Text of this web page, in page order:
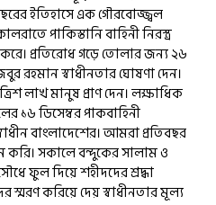
ইতিহাসে এক গৌরবোজ্জ্বল
পাকিস্তানি বাহিনী নিরস্ত্র
প্রতিরোধ গড়ে তোলার জন্য ২৬
রহমান স্বাধীনতার ঘোষণা দেন।
লাখ মানুষ প্রাণ দেন। লক্ষাধিক
১৬ ডিসেম্বর পাকবাহিনী
বাংলাদেশের। আমরা প্রতিবছর
করি। সকালে বন্দুকের সালাম ও
ফুল দিয়ে শহীদদের শ্রদ্ধা
স্মরণ করিয়ে দেয় স্বাধীনতার মূল্য